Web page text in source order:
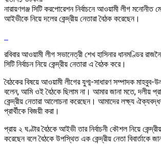
নারায়ণগঞ্জ সিটি করপোরেশন নির্বাচনে আওয়ামী লীগ মনোনীত
আইভীকে নিয়ে দলের কেন্দ্রীয় নেতারা বৈঠক করেছেন।
রবিবার আওয়ামী লীগ সভানেত্রী শেখ হাসিনার ধানমণ্ডির
সিটি নির্বাচন নিয়ে কেন্দ্রীয় নেতারা এ বৈঠক করে।
বৈঠকের বিষয়ে আওয়ামী লীগের যুগ্ম-সাধারণ সম্পাদক মাহবুব-
বলেন, আমি ওই বৈঠকে ছিলাম না। আমার জানা মতে, দলীয়
কেন্দ্রীয় নেতারা আলোচনা করেছেন। আমাদের লক্ষ্য
প্রার্থীকে বিজয়ী করা।
প্রায় ২ ঘণ্টার বৈঠকে আইভী তার নির্বাচনী কৌশল নিয়ে
করেছেন বলে বৈঠকে উপস্থিত এক কেন্দ্রীয় নেতা বিবার্তাকে